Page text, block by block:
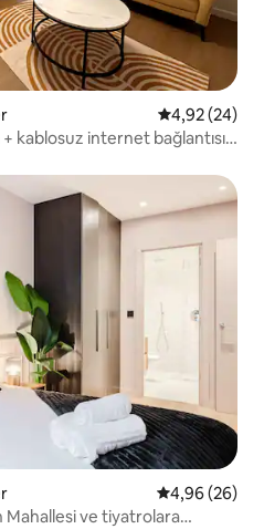
5 üzerinden
4,92 (24)
kablosuz internet bağlantısı
5 üzerinden
4,96 (26)
Mahallesi ve tiyatrolara